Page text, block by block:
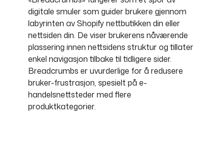
digitale smuler som guider brukere gjennom
labyrinten av Shopify nettbutikken din eller
nettsiden din. De viser brukerens nåværende
plassering innen nettsidens struktur og tillater
enkel navigasjon tilbake til tidligere sider.
Breadcrumbs er uvurderlige for å redusere
bruker-frustrasjon, spesielt på e-
handelsnettsteder med flere
produktkategorier.